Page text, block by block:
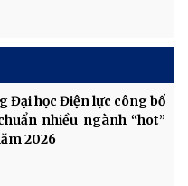
Đại học Điện lực công bố
nhiều ngành “hot”
2026